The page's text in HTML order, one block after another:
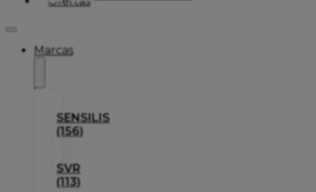
Marcas
SENSILIS
(156)
SVR
(113)